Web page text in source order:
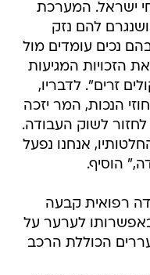
ישראל. המערכת
להם נזק
נכים עומדים מול
הזכויות המגיעות
זרים". לדבריו,
הנכות, המר יזכה
לחזור לשוק העבודה.
אנחנו נפעל
הוסיף.
רפואית קבעה
לערער על
הכוללת הרכב